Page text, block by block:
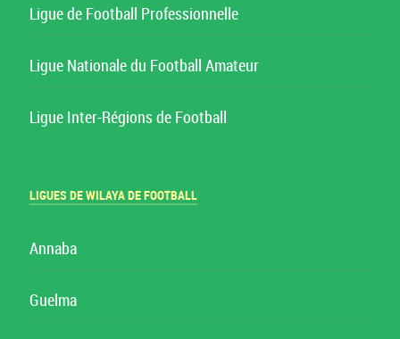
Ligue de Football Professionnelle
Ligue Nationale du Football Amateur
Ligue Inter-Régions de Football
LIGUES DE WILAYA DE FOOTBALL
Annaba
Guelma